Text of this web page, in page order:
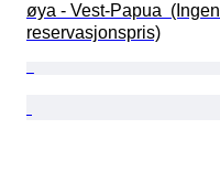
øya - Vest-Papua  (Ingen
reservasjonspris)